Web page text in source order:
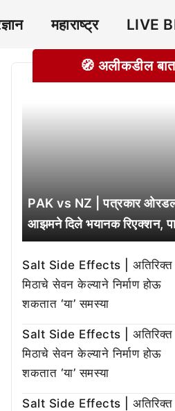
महाराष्ट्र LIVE
🧭 अलीकडील
PAK vs NZ | पत्रकार
आझमने दिले भयानक रिएक्शन,
Salt Side Effects | अतिरिक्त
मिठाचे सेवन केल्याने निर्माण होऊ
शकतात ‘या’ समस्या
Salt Side Effects | अतिरिक्त
मिठाचे सेवन केल्याने निर्माण होऊ
शकतात ‘या’ समस्या
Salt Side Effects | अतिरिक्त